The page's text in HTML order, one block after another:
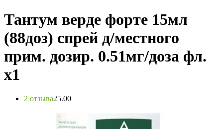
Тантум верде форте 15мл
(88доз) спрей д/местного
прим. дозир. 0.51мг/доза фл.
х1
2 отзыва25.00